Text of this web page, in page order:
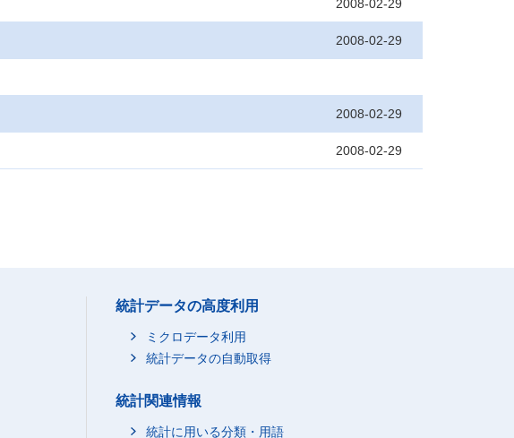
2008-02-29
2008-02-29
2008-02-29
2008-02-29
統計データの高度利用
ミクロデータ利用
統計データの自動取得
統計関連情報
統計に用いる分類・用語